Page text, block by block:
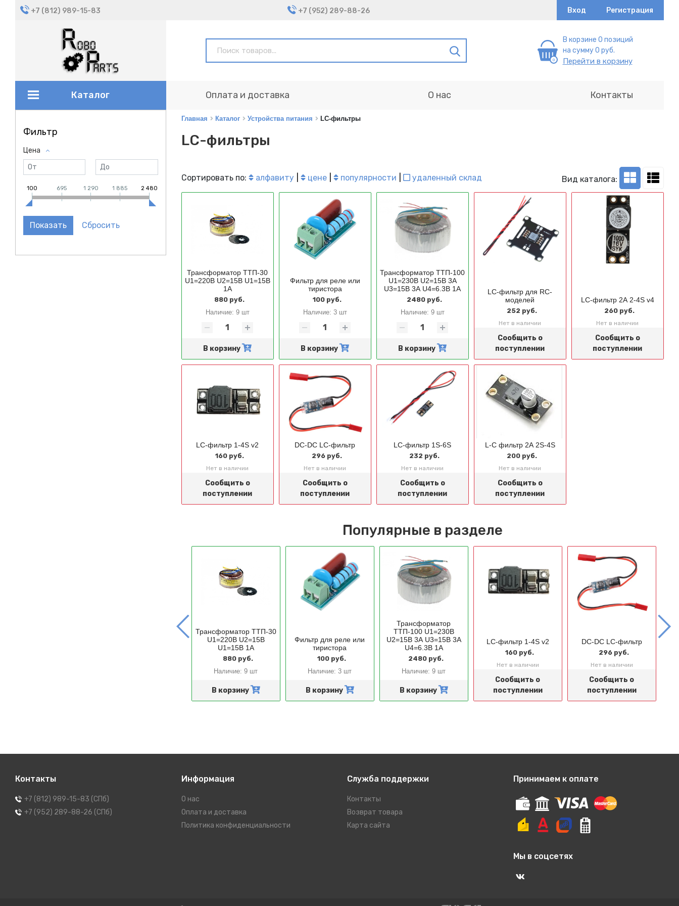
+7 (812) 989-15-83 +7 (952) 289-88-26 Вход Регистрация
В корзине 0 позиций
на сумму 0 руб.
Перейти в корзину
Каталог Оплата и доставка О нас Контакты
Фильтр
Цена
100 695 1 290 1 885 2 480
Главная Каталог Устройства питания LC-фильтры
LC-фильтры
Сортировать по: алфавиту цене популярности удаленный склад Вид каталога:
Трансформатор ТТП-30
U1=220В U2=15В U1=15В
1А
880 руб.
Наличие: 9 шт
В корзину
Фильтр для реле или
тиристора
100 руб.
Наличие: 3 шт
В корзину
Трансформатор ТТП-100
U1=230В U2=15В 3А
U3=15В 3А U4=6.3В 1А
2480 руб.
Наличие: 9 шт
В корзину
LC-фильтр для RC-
моделей
252 руб.
Нет в наличии
Сообщить о
поступлении
LC-фильтр 2А 2-4S v4
260 руб.
Нет в наличии
Сообщить о
поступлении
LC-фильтр 1-4S v2
160 руб.
Нет в наличии
Сообщить о
поступлении
DC-DC LC-фильтр
296 руб.
Нет в наличии
Сообщить о
поступлении
LC-фильтр 1S-6S
232 руб.
Нет в наличии
Сообщить о
поступлении
L-C фильтр 2А 2S-4S
200 руб.
Нет в наличии
Сообщить о
поступлении
Популярные в разделе
Трансформатор ТТП-30
U1=220В U2=15В
U1=15В 1А
880 руб.
Наличие: 9 шт
В корзину
Фильтр для реле или
тиристора
100 руб.
Наличие: 3 шт
В корзину
Трансформатор
ТТП-100 U1=230В
U2=15В 3А U3=15В 3А
U4=6.3В 1А
2480 руб.
Наличие: 9 шт
В корзину
LC-фильтр 1-4S v2
160 руб.
Нет в наличии
Сообщить о
поступлении
DC-DC LC-фильтр
296 руб.
Нет в наличии
Сообщить о
поступлении
Контакты
+7 (812) 989-15-83 (СПб)
+7 (952) 289-88-26 (СПб)
Информация
О нас
Оплата и доставка
Политика конфиденциальности
Служба поддержки
Контакты
Возврат товара
Карта сайта
Принимаем к оплате
Мы в соцсетях